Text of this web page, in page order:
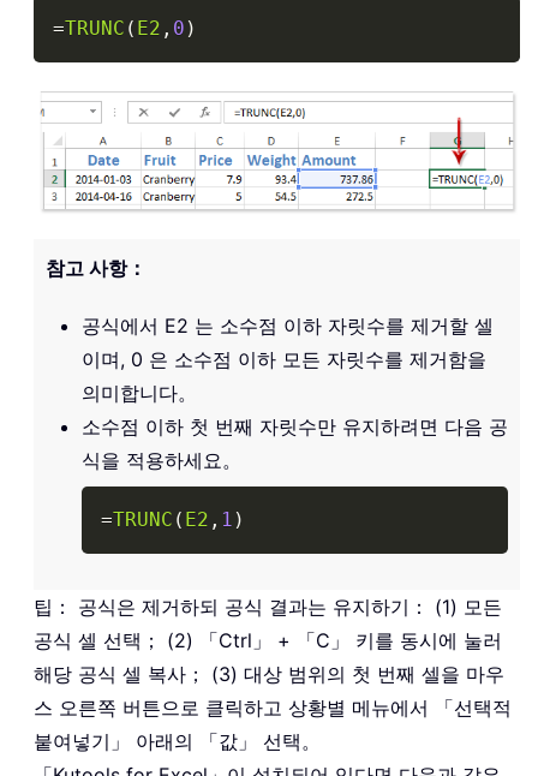
=TRUNC ( E2 , 0 )
참고 사항：
공식에서 E2 는 소수점 이하 자릿수를 제거할 셀
이며, 0 은 소수점 이하 모든 자릿수를 제거함을
의미합니다。
소수점 이하 첫 번째 자릿수만 유지하려면 다음 공
식을 적용하세요。
=TRUNC ( E2 , 1 )
팁： 공식은 제거하되 공식 결과는 유지하기： (1) 모든
공식 셀 선택； (2) 「Ctrl」 + 「C」 키를 동시에 눌러
해당 공식 셀 복사； (3) 대상 범위의 첫 번째 셀을 마우
스 오른쪽 버튼으로 클릭하고 상황별 메뉴에서 「선택적
붙여넣기」 아래의 「값」 선택。